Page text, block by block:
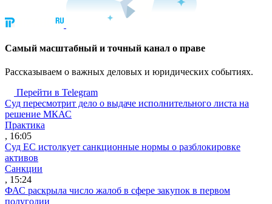
Cамый масштабный и точный канал о праве
Рассказываем о важных деловых и юридических событиях.
Перейти в Telegram
Суд пересмотрит дело о выдаче исполнительного листа на
решение МКАС
Практика
, 16:05
Суд ЕС истолкует санкционные нормы о разблокировке
активов
Санкции
, 15:24
ФАС раскрыла число жалоб в сфере закупок в первом
полугодии